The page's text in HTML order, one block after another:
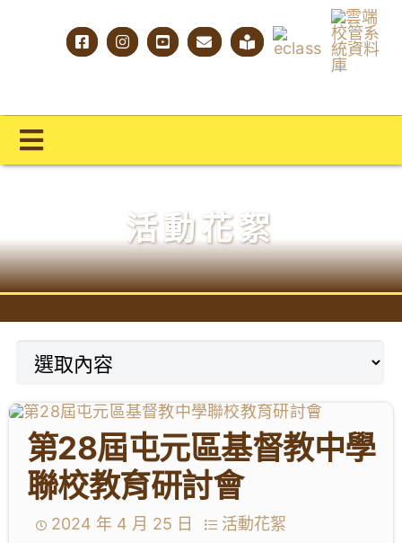
Toggle
明才人學習藍圖
明才人成長階梯
教師專業社群
學生成就與學校活動
我們的聯繫
入學資訊
活動花絮
第28屆屯元區基督教中學
聯校教育研討會
2024 年 4 月 25 日
活動花絮